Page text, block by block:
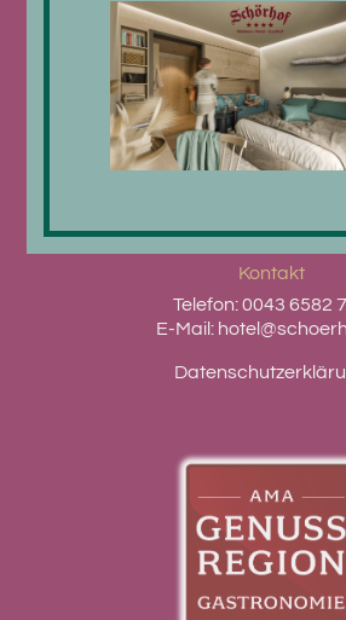
Kontakt
Telefon:0043 6582
E-Mail: